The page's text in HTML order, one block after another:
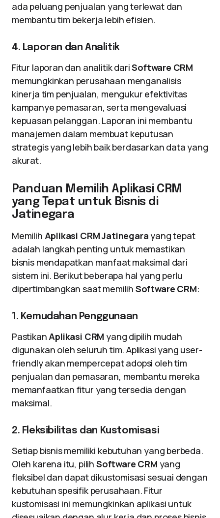
ada peluang penjualan yang terlewat dan
membantu tim bekerja lebih efisien.
4. Laporan dan Analitik
Fitur laporan dan analitik dariSoftware CRM
memungkinkan perusahaan menganalisis
kinerja tim penjualan, mengukur efektivitas
kampanye pemasaran, serta mengevaluasi
kepuasan pelanggan. Laporan ini membantu
manajemen dalam membuat keputusan
strategis yang lebih baik berdasarkan data yang
akurat.
Panduan Memilih Aplikasi CRM
yang Tepat untuk Bisnis di
Jatinegara
Memilih Aplikasi CRM Jatinegara yang tepat
adalah langkah penting untuk memastikan
bisnis mendapatkan manfaat maksimal dari
sistem ini. Berikut beberapa hal yang perlu
dipertimbangkan saat memilih Software CRM:
1. Kemudahan Penggunaan
PastikanAplikasi CRM yang dipilih mudah
digunakan oleh seluruh tim. Aplikasi yang user-
friendly akan mempercepat adopsi oleh tim
penjualan dan pemasaran, membantu mereka
memanfaatkan fitur yang tersedia dengan
maksimal.
2. Fleksibilitas dan Kustomisasi
Setiap bisnis memiliki kebutuhan yang berbeda.
Oleh karena itu, pilih Software CRM yang
fleksibel dan dapat dikustomisasi sesuai dengan
kebutuhan spesifik perusahaan. Fitur
kustomisasi ini memungkinkan aplikasi untuk